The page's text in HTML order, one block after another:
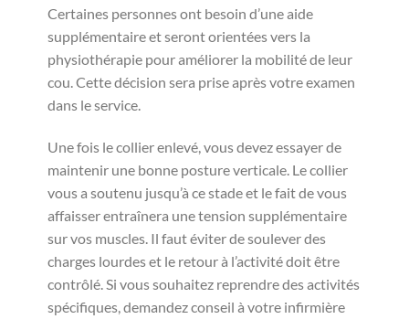
Certaines personnes ont besoin d’une aide
supplémentaire et seront orientées vers la
physiothérapie pour améliorer la mobilité de leur
cou. Cette décision sera prise après votre examen
dans le service.
Une fois le collier enlevé, vous devez essayer de
maintenir une bonne posture verticale. Le collier
vous a soutenu jusqu’à ce stade et le fait de vous
affaisser entraînera une tension supplémentaire
sur vos muscles. Il faut éviter de soulever des
charges lourdes et le retour à l’activité doit être
contrôlé. Si vous souhaitez reprendre des activités
spécifiques, demandez conseil à votre infirmière